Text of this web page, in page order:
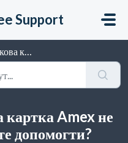
Support
допомогти?
Amex не
допомогти?